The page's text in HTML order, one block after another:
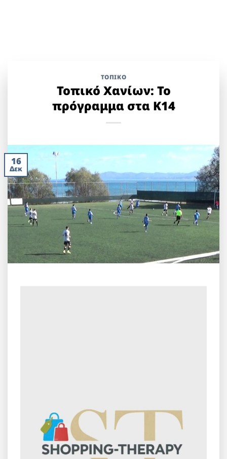
ΤΟΠΙΚΌ
Τοπικό Χανίων: Το
πρόγραμμα στα Κ14
16
Δεκ